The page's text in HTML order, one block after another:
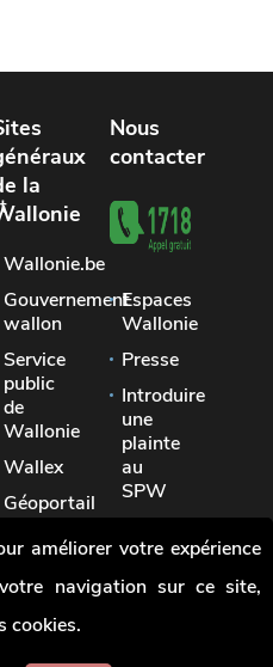
la
Wallonie.be
Gouvernement
wallon
Service
public
de
Wallonie
Wallex
Géoportail
Jobs
Nous
contacter
Espaces
Wallonie
Presse
Introduire
une
plainte
au
SPW
une
irrégularité
améliorer votre expérience
navigation sur ce site,
cookies.